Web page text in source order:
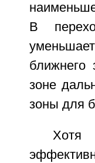
В
ближнего
зоне
зоны для
Хотя